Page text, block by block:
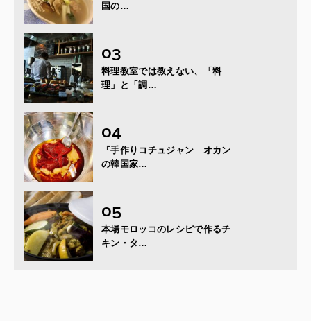
国の…
料理教室では教えない、「料
理」と「調…
『手作りコチュジャン オカン
の韓国家…
本場モロッコのレシピで作るチ
キン・タ…